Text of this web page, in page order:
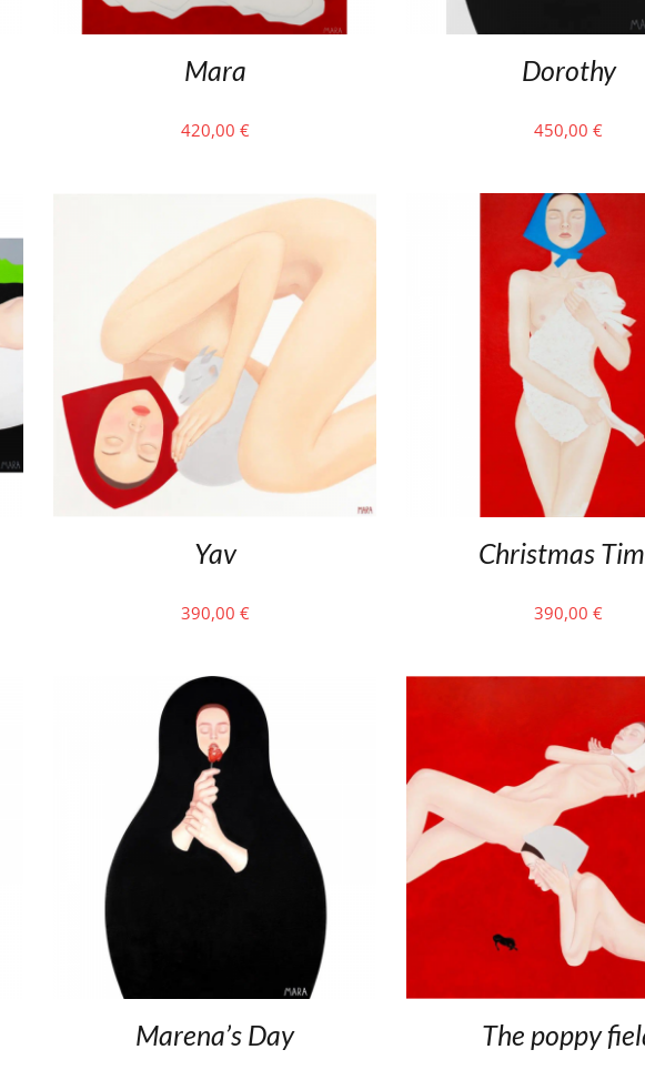
Mara
420,00 €
Dorothy
450,00€
Yav
390,00 €
Christmas
390,00€
Marena’s Day The poppy